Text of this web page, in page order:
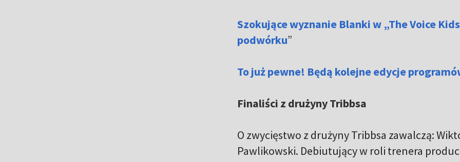
Szokujące wyznanie Blanki w „The Voice
podwórku”
To już pewne! Będą kolejne edycje
Finaliści z drużyny Tribbsa
O zwycięstwo z drużyny Tribbsa zawalczą:
Pawlikowski. Debiutujący w roli trenera